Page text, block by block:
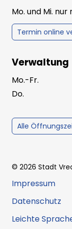
Mo. und Mi.
Termin online
Verwaltung
Mo.-Fr.
Do.
Alle
© 2026 Stadt
Impressum
Datenschutz
Leichte